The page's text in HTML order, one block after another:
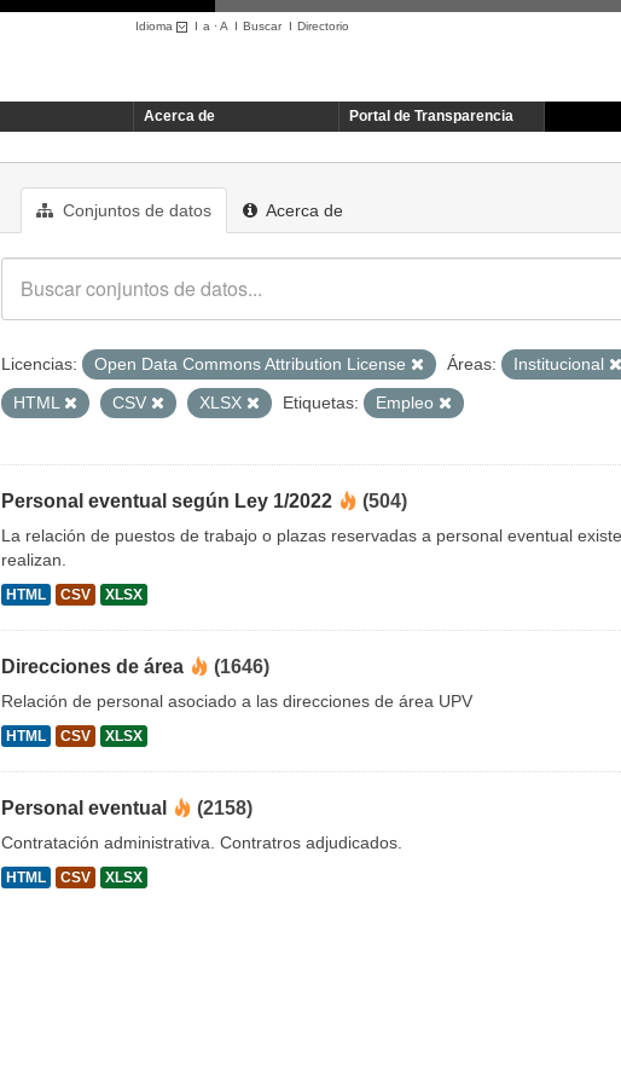
Idioma I a ·A I BuscarI Directorio
Acerca de Portal de Transparencia
Conjuntos de datos Acerca de
Licencias: Open Data Commons Attribution License Áreas: Institucional
HTML
CSV XLSX Etiquetas: Empleo
Personal eventual según Ley 1/2022 (504)
La relación de puestos de trabajo o plazas reservadas a personal eventual
realizan.
HTML CSV XLSX
Direcciones de área (1646)
Relación de personal asociado a las direcciones de área UPV
HTML CSV XLSX
Personal eventual (2158)
Contratación administrativa. Contratros adjudicados.
HTML CSV XLSX